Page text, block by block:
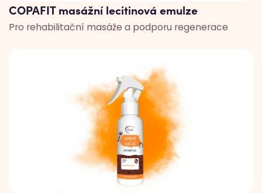
COPAFIT masážní lecitinová emulze
Pro rehabilitační masáže a podporu regenerace